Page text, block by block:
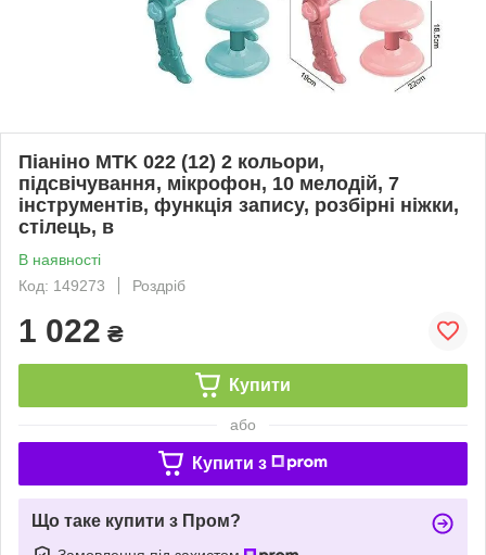
Піаніно MTK 022 (12) 2 кольори,
підсвічування, мікрофон, 10 мелодій, 7
інструментів, функція запису, розбірні ніжки,
стілець, в
В наявності
Код: 149273
Роздріб
1 022 ₴
Купити
або
Купити з
Що таке купити з Пром?